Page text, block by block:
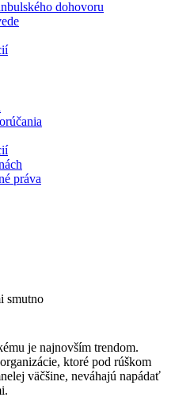
dohovoru
práva
smutno
je najnovším trendom.
ktoré pod rúškom
väčšine, neváhajú napádať